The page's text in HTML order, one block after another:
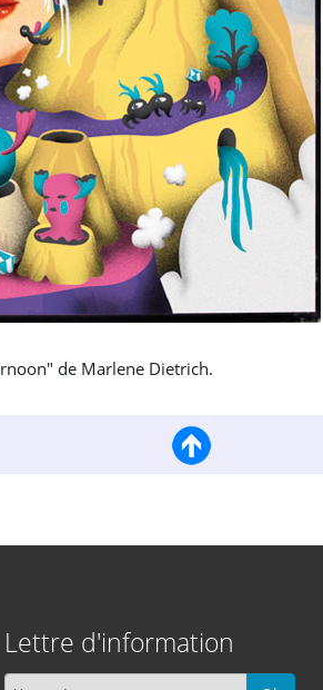
de Marlene Dietrich.
Lettre d'information